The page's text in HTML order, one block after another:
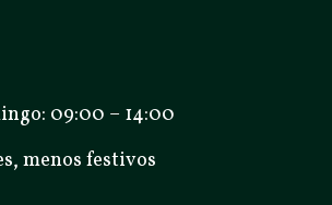
09:00 – 14:00
menos festivos